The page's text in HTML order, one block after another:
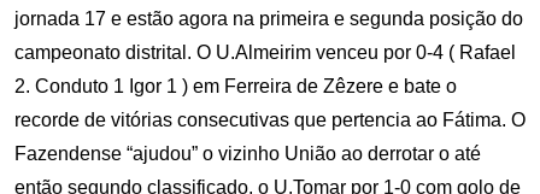
jornada 17 e estão agora na primeira e segunda posição do
campeonato distrital. O U.Almeirim venceu por 0-4 ( Rafael
2. Conduto 1 Igor 1 ) em Ferreira de Zêzere e bate o
recorde de vitórias consecutivas que pertencia ao Fátima. O
Fazendense “ajudou” o vizinho União ao derrotar o até
então segundo classificado, o U.Tomar por 1-0 com golo de